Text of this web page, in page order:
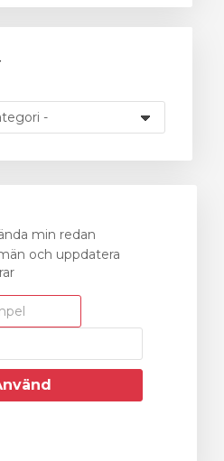
min redan
och uppdatera